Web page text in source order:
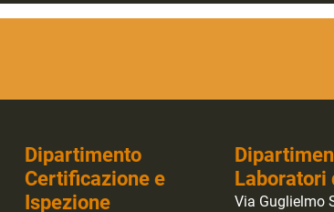
Dipartimento
Certificazione e
Ispezione
Laboratori
Via Guglielmo